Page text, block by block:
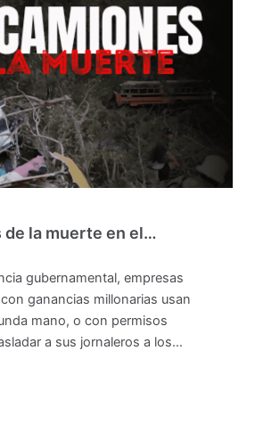
de la muerte en el…
gubernamental, empresas
ganancias millonarias usan
mano, o con permisos
a sus jornaleros a los…